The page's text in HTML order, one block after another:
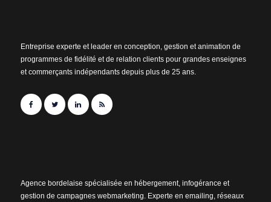
Entreprise experte et leader en conception, gestion et animation de
programmes de fidélité et de relation clients pour grandes enseignes
et commerçants indépendants depuis plus de 25 ans.
Agence bordelaise spécialisée en hébergement, infogérance et
gestion de campagnes webmarketing. Experte en emailing, réseaux